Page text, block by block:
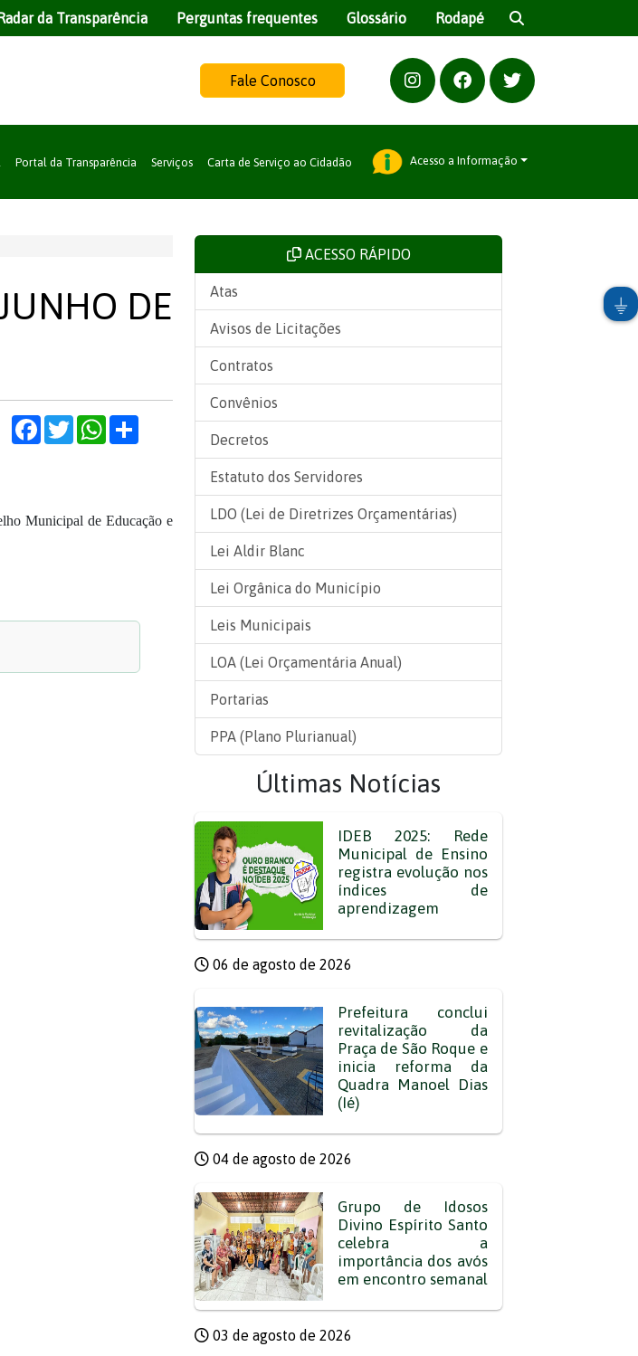
da Transparência Perguntas frequentes Glossário Rodapé
Fale Conosco
Portal da Transparência Serviços Carta de Serviço ao Cidadão Acesso a Informação
DE
Facebook
TwitterWhatsApp
Municipal de Educação e
ACESSO RÁPIDO
Atas
Avisos de Licitações
Contratos
Convênios
Decretos
Estatuto dos Servidores
LDO (Lei de Diretrizes Orçamentárias)
Lei Aldir Blanc
Lei Orgânica do Município
Leis Municipais
LOA (Lei Orçamentária Anual)
Portarias
PPA (Plano Plurianual)
Últimas Notícias
IDEB 2025: Rede
Municipal de Ensino
registra evolução nos
índices de
aprendizagem
06 de agosto de 2026
Prefeitura conclui
revitalização da
Praça de São Roque e
inicia reforma da
Quadra Manoel Dias
(Ié)
04 de agosto de 2026
Grupo de Idosos
Divino Espírito Santo
celebra a
importância dos avós
em encontro semanal
03 de agosto de 2026